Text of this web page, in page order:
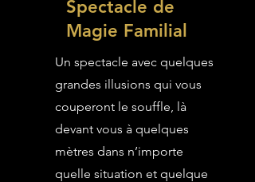
Spectacle de
Magie Familial
Un spectacle avec quelques
grandes illusions qui vous
couperont le souffle, là
devant vous à quelques
mètres dans n’importe
quelle situation et quelque